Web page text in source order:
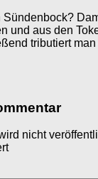
Sündenbock?
und aus den
tributiert
nicht